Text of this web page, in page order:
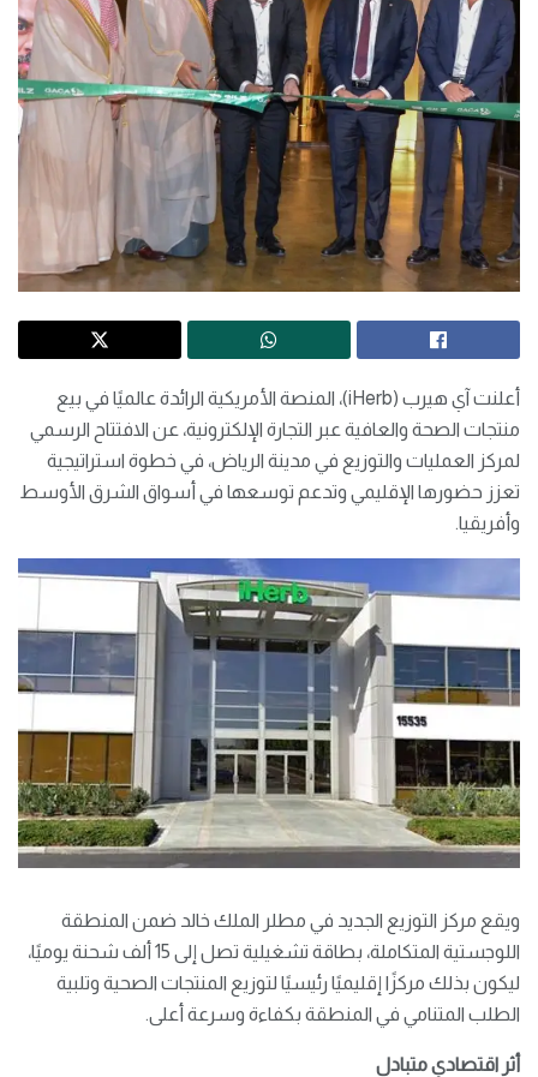
أعلنت آي هيرب (iHerb)، المنصة الأمريكية الرائدة عالميًا في بيع
منتجات الصحة والعافية عبر التجارة الإلكترونية، عن الافتتاح الرسمي
لمركز العمليات والتوزيع في مدينة الرياض، في خطوة استراتيجية
تعزز حضورها الإقليمي وتدعم توسعها في أسواق الشرق الأوسط
وأفريقيا.
ويقع مركز التوزيع الجديد في مطلر الملك خالد ضمن المنطقة
اللوجستية المتكاملة، بطاقة تشغيلية تصل إلى 15 ألف شحنة يوميًا،
ليكون بذلك مركزًا إقليميًا رئيسيًا لتوزيع المنتجات الصحية وتلبية
الطلب المتنامي في المنطقة بكفاءة وسرعة أعلى.
أثر اقتصادي متبادل